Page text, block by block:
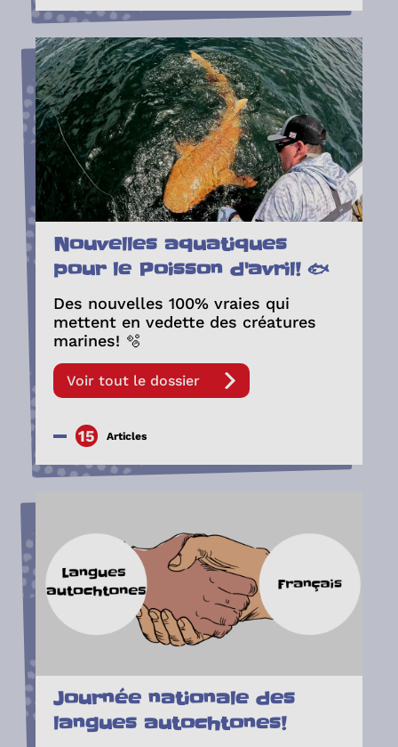
Nouvelles aquatiques
pour le Poisson d'avril! 🐟
Des nouvelles 100% vraies qui
mettent en vedette des créatures
marines! 🫧
Voir tout le dossier
15 Articles
Journée nationale des
langues autochtones!